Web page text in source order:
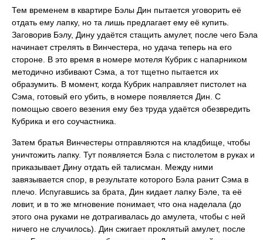
Тем временем в квартире Бэлы Дин пытается уговорить её
отдать ему лапку, но та лишь предлагает ему её купить.
Заговорив Бэлу, Дину удаётся стащить амулет, после чего Бэла
начинает стрелять в Винчестера, но удача теперь на его
стороне. В это время в номере мотеля Кубрик с напарником
методично избивают Сэма, а тот тщетно пытается их
образумить. В момент, когда Кубрик направляет пистолет на
Сэма, готовый его убить, в номере появляется Дин. С
помощью своего везения ему без труда удаётся обезвредить
Кубрика и его соучастника.
Затем братья Винчестеры отправляются на кладбище, чтобы
уничтожить лапку. Тут появляется Бэла с пистолетом в руках и
приказывает Дину отдать ей талисман. Между ними
завязывается спор, в результате которого Бэла ранит Сэма в
плечо. Испугавшись за брата, Дин кидает лапку Бэле, та её
ловит, и в то же мгновение понимает, что она наделала (до
этого она руками не дотрагивалась до амулета, чтобы с ней
ничего не случилось). Дин сжигает проклятый амулет, после